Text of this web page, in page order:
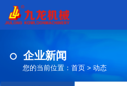
企业新闻
您的当前位置： 首页 > 动态